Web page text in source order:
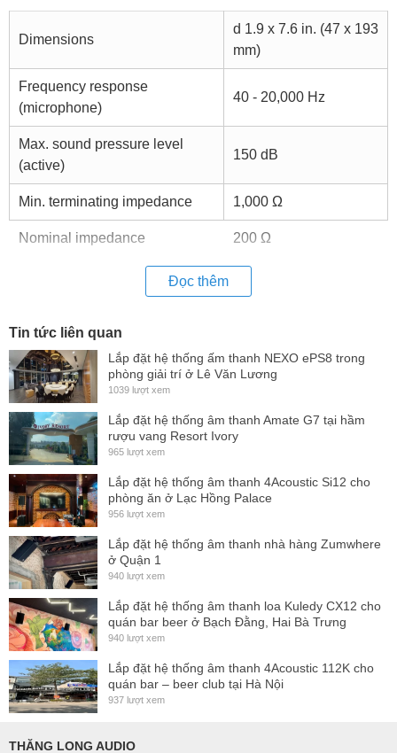
Dimensions
d 1.9 x 7.6 in. (47 x 193
mm)
Frequency response
(microphone)
40 - 20,000 Hz
Max. sound pressure level
(active)
150 dB
Min. terminating impedance 1,000 Ω
Nominal impedance 200 Ω
Sensitivity in free field, no load
(1kHz)
3 mV/Pa
Weight w/o cable
Đọc thêm
Tin tức liên quan
Lắp đặt hệ thống ấm thanh NEXO ePS8 trong
phòng giải trí ở Lê Văn Lương
1039 lượt xem
Lắp đặt hệ thống âm thanh Amate G7 tại hầm
rượu vang Resort Ivory
965 lượt xem
Lắp đặt hệ thống âm thanh 4Acoustic Si12 cho
phòng ăn ở Lạc Hồng Palace
956 lượt xem
Lắp đặt hệ thống âm thanh nhà hàng Zumwhere
ở Quận 1
940 lượt xem
Lắp đặt hệ thống âm thanh loa Kuledy CX12 cho
quán bar beer ở Bạch Đằng, Hai Bà Trưng
940 lượt xem
Lắp đặt hệ thống âm thanh 4Acoustic 112K cho
quán bar – beer club tại Hà Nội
937 lượt xem
THĂNG LONG AUDIO